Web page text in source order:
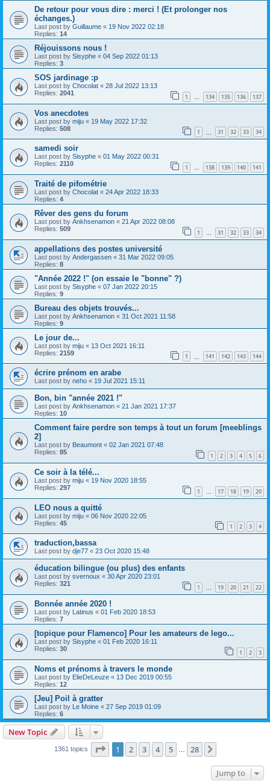
De retour pour vous dire : merci ! (Et prolonger nos
échanges.)
Last post by Guillaume « 19 Nov 2022 02:18
Replies: 14
Réjouissons nous !
Last post by Sisyphe « 04 Sep 2022 01:13
Replies: 3
SOS jardinage :p
Last post by Chocolat « 28 Jul 2022 13:13
Replies: 2041 1 … 134 135 136 137
Vos anecdotes
Last post by miju « 19 May 2022 17:32
Replies: 508 1 31 32 33 34
samedi soir
Last post by Sisyphe « 01 May 2022 00:31
Replies: 2110 1 … 138 139 140 141
Traité de pifométrie
Last post by Chocolat « 24 Apr 2022 18:33
Replies: 4
Rêver des gens du forum
Last post by Ankhsenamon « 21 Apr 2022 08:08
Replies: 509 1 … 31 32 33 34
appellations des postes université
Last post by Andergassen « 31 Mar 2022 09:05
Replies: 8
"Année 2022 !" (on essaie le "bonne" ?)
Last post by Sisyphe « 07 Jan 2022 20:15
Replies: 9
Bureau des objets trouvés...
Last post by Ankhsenamon « 31 Oct 2021 11:58
Replies: 9
Le jour de...
Last post by miju « 13 Oct 2021 16:11
Replies: 2159 1 141 142 143 144
écrire prénom en arabe
Last post by neho « 19 Jul 2021 15:11
Bon, bin "année 2021 !"
Last post by Ankhsenamon « 21 Jan 2021 17:37
Replies: 10
Comment faire perdre son temps à tout un forum [meeblings
2]
Last post by Beaumont « 02 Jan 2021 07:48
Replies: 85 1 2 3 4 5 6
Ce soir à la télé...
Last post by miju « 19 Nov 2020 18:55
Replies: 297 1 … 17 18 19 20
LEO nous a quitté
Last post by miju « 06 Nov 2020 22:05
Replies: 45 1 2 3 4
traduction,bassa
Last post by dje77 « 23 Oct 2020 15:48
éducation bilingue (ou plus) des enfants
Last post by svernoux « 30 Apr 2020 23:01
Replies: 321 1 … 19 20 21 22
Bonnée année 2020 !
Last post by Latinus « 01 Feb 2020 18:53
Replies: 7
[topique pour Flamenco] Pour les amateurs de lego...
Last post by Sisyphe « 01 Feb 2020 16:11
Replies: 30 1 2 3
Noms et prénoms à travers le monde
Last post by ElieDeLeuze « 13 Dec 2019 00:55
Replies: 12
[Jeu] Poil à gratter
Last post by Le Moine « 27 Sep 2019 01:09
Replies: 6
New Topic
1361 topics Page 1of 28
1 2 3 4 5 28
Jump to